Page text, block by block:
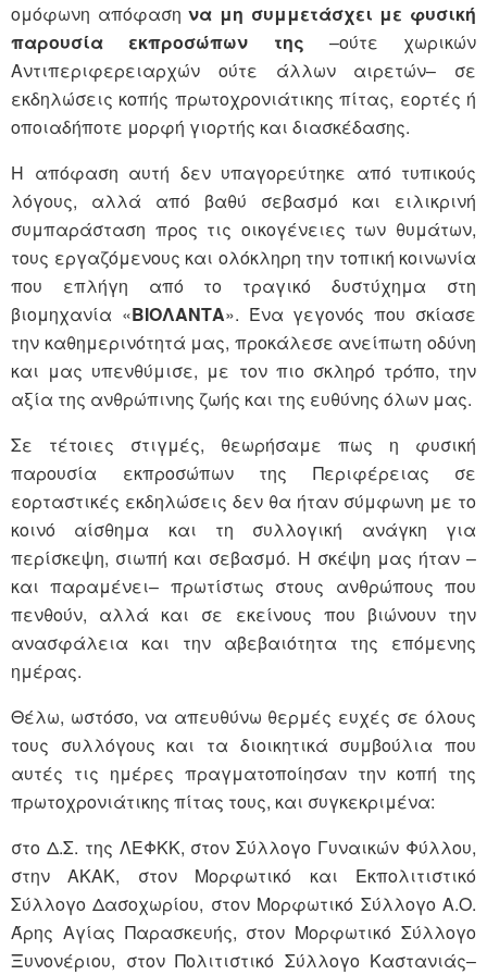
ομόφωνη απόφασηνα μη συμμετάσχει με φυσική
παρουσία εκπροσώπων της –ούτε χωρικών
Αντιπεριφερειαρχών ούτε άλλων αιρετών– σε
εκδηλώσεις κοπής πρωτοχρονιάτικης πίτας, εορτές ή
οποιαδήποτε μορφή γιορτής και διασκέδασης.
Η απόφαση αυτή δεν υπαγορεύτηκε από τυπικούς
λόγους, αλλά από βαθύ σεβασμό και ειλικρινή
συμπαράσταση προς τις οικογένειες των θυμάτων,
τους εργαζόμενους και ολόκληρη την τοπική κοινωνία
που επλήγη από το τραγικό δυστύχημα στη
βιομηχανία «ΒΙΟΛΑΝΤΑ». Ένα γεγονός που σκίασε
την καθημερινότητά μας, προκάλεσε ανείπωτη οδύνη
και μας υπενθύμισε, με τον πιο σκληρό τρόπο, την
αξία της ανθρώπινης ζωής και της ευθύνης όλων μας.
Σε τέτοιες στιγμές, θεωρήσαμε πως η φυσική
παρουσία εκπροσώπων της Περιφέρειας σε
εορταστικές εκδηλώσεις δεν θα ήταν σύμφωνη με το
κοινό αίσθημα και τη συλλογική ανάγκη για
περίσκεψη, σιωπή και σεβασμό. Η σκέψη μας ήταν –
και παραμένει– πρωτίστως στους ανθρώπους που
πενθούν, αλλά και σε εκείνους που βιώνουν την
ανασφάλεια και την αβεβαιότητα της επόμενης
ημέρας.
Θέλω, ωστόσο, να απευθύνω θερμές ευχές σε όλους
τους συλλόγους και τα διοικητικά συμβούλια που
αυτές τις ημέρες πραγματοποίησαν την κοπή της
πρωτοχρονιάτικης πίτας τους, και συγκεκριμένα:
στο Δ.Σ. της ΛΕΦΚΚ, στον Σύλλογο Γυναικών Φύλλου,
στην ΑΚΑΚ, στον Μορφωτικό και Εκπολιτιστικό
Σύλλογο Δασοχωρίου, στον Μορφωτικό Σύλλογο Α.Ο.
Άρης Αγίας Παρασκευής, στον Μορφωτικό Σύλλογο
Ξυνονέριου, στον Πολιτιστικό Σύλλογο Καστανιάς–